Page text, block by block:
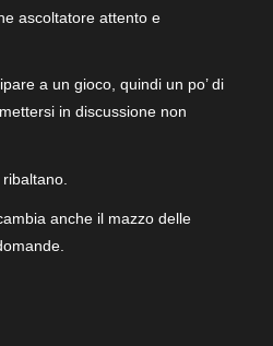
ascoltatore attento e
a un gioco, quindi un po’ di
in discussione non
anche il mazzo delle